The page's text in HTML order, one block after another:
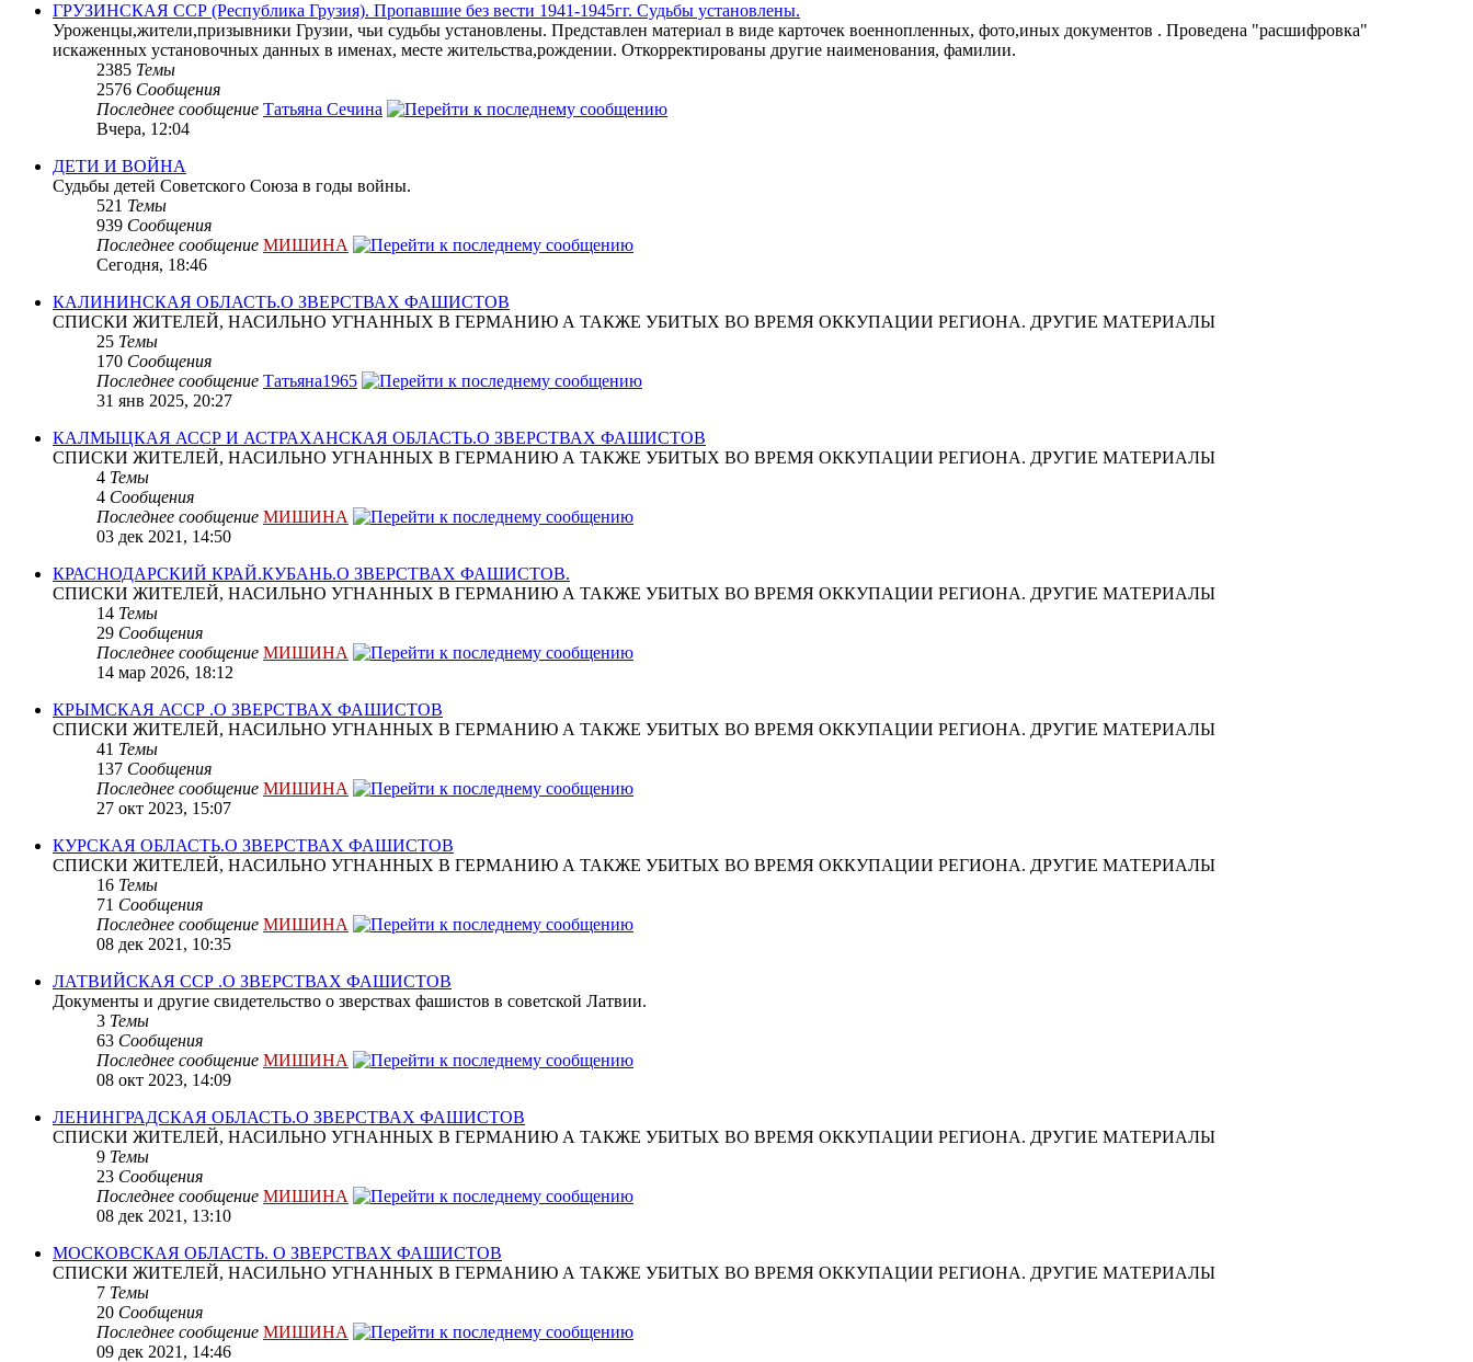
ГРУЗИНСКАЯ ССР (Республика Грузия). Пропавшие без вести 1941-1945гг. Судьбы установлены.
Уроженцы,жители,призывники Грузии, чьи судьбы установлены. Представлен материал в виде карточек военнопленных, фото,иных документов . Проведена "расшифровка"
искаженных установочных данных в именах, месте жительства,рождении. Откорректированы другие наименования, фамилии.
2385 Темы
2576 Сообщения
Последнее сообщение Татьяна Сечина
Вчера, 12:04
ДЕТИ И ВОЙНА
Судьбы детей Советского Союза в годы войны.
521 Темы
939 Сообщения
Последнее сообщение МИШИНА
Сегодня, 18:46
КАЛИНИНСКАЯ ОБЛАСТЬ.О ЗВЕРСТВАХ ФАШИСТОВ
СПИСКИ ЖИТЕЛЕЙ, НАСИЛЬНО УГНАННЫХ В ГЕРМАНИЮ А ТАКЖЕ УБИТЫХ ВО ВРЕМЯ ОККУПАЦИИ РЕГИОНА. ДРУГИЕ МАТЕРИАЛЫ
25 Темы
170 Сообщения
Последнее сообщение Татьяна1965
31 янв 2025, 20:27
КАЛМЫЦКАЯ АССР И АСТРАХАНСКАЯ ОБЛАСТЬ.О ЗВЕРСТВАХ ФАШИСТОВ
СПИСКИ ЖИТЕЛЕЙ, НАСИЛЬНО УГНАННЫХ В ГЕРМАНИЮ А ТАКЖЕ УБИТЫХ ВО ВРЕМЯ ОККУПАЦИИ РЕГИОНА. ДРУГИЕ МАТЕРИАЛЫ
4 Темы
4 Сообщения
Последнее сообщение МИШИНА
03 дек 2021, 14:50
КРАСНОДАРСКИЙ КРАЙ.КУБАНЬ.О ЗВЕРСТВАХ ФАШИСТОВ.
СПИСКИ ЖИТЕЛЕЙ, НАСИЛЬНО УГНАННЫХ В ГЕРМАНИЮ А ТАКЖЕ УБИТЫХ ВО ВРЕМЯ ОККУПАЦИИ РЕГИОНА. ДРУГИЕ МАТЕРИАЛЫ
14 Темы
29 Сообщения
Последнее сообщение МИШИНА
14 мар 2026, 18:12
КРЫМСКАЯ АССР .О ЗВЕРСТВАХ ФАШИСТОВ
СПИСКИ ЖИТЕЛЕЙ, НАСИЛЬНО УГНАННЫХ В ГЕРМАНИЮ А ТАКЖЕ УБИТЫХ ВО ВРЕМЯ ОККУПАЦИИ РЕГИОНА. ДРУГИЕ МАТЕРИАЛЫ
41 Темы
137 Сообщения
Последнее сообщение МИШИНА
27 окт 2023, 15:07
КУРСКАЯ ОБЛАСТЬ.О ЗВЕРСТВАХ ФАШИСТОВ
СПИСКИ ЖИТЕЛЕЙ, НАСИЛЬНО УГНАННЫХ В ГЕРМАНИЮ А ТАКЖЕ УБИТЫХ ВО ВРЕМЯ ОККУПАЦИИ РЕГИОНА. ДРУГИЕ МАТЕРИАЛЫ
16 Темы
71 Сообщения
Последнее сообщение МИШИНА
08 дек 2021, 10:35
ЛАТВИЙСКАЯ ССР .О ЗВЕРСТВАХ ФАШИСТОВ
Документы и другие свидетельство о зверствах фашистов в советской Латвии.
3 Темы
63 Сообщения
Последнее сообщение МИШИНА
08 окт 2023, 14:09
ЛЕНИНГРАДСКАЯ ОБЛАСТЬ.О ЗВЕРСТВАХ ФАШИСТОВ
СПИСКИ ЖИТЕЛЕЙ, НАСИЛЬНО УГНАННЫХ В ГЕРМАНИЮ А ТАКЖЕ УБИТЫХ ВО ВРЕМЯ ОККУПАЦИИ РЕГИОНА. ДРУГИЕ МАТЕРИАЛЫ
9 Темы
23 Сообщения
Последнее сообщение МИШИНА
08 дек 2021, 13:10
МОСКОВСКАЯ ОБЛАСТЬ. О ЗВЕРСТВАХ ФАШИСТОВ
СПИСКИ ЖИТЕЛЕЙ, НАСИЛЬНО УГНАННЫХ В ГЕРМАНИЮ А ТАКЖЕ УБИТЫХ ВО ВРЕМЯ ОККУПАЦИИ РЕГИОНА. ДРУГИЕ МАТЕРИАЛЫ
7 Темы
20 Сообщения
Последнее сообщение МИШИНА
09 дек 2021, 14:46